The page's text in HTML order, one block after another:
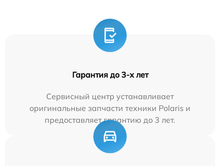
Гарантия до 3-х лет
Сервисный центр устанавливает
оригинальные запчасти техники Polaris и
предоставляет гарантию до 3 лет.